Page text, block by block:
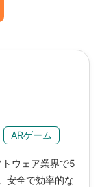
ARゲーム
ウェア業界で5
安全で効率的な